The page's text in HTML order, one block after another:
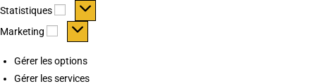
Statistiques Statistiques
Marketing Marketing
Gérer les options
Gérer les services